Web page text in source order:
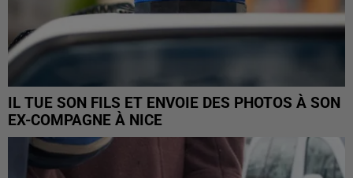
IL TUE SON FILS ET ENVOIE DES PHOTOS À SON
EX-COMPAGNE À NICE